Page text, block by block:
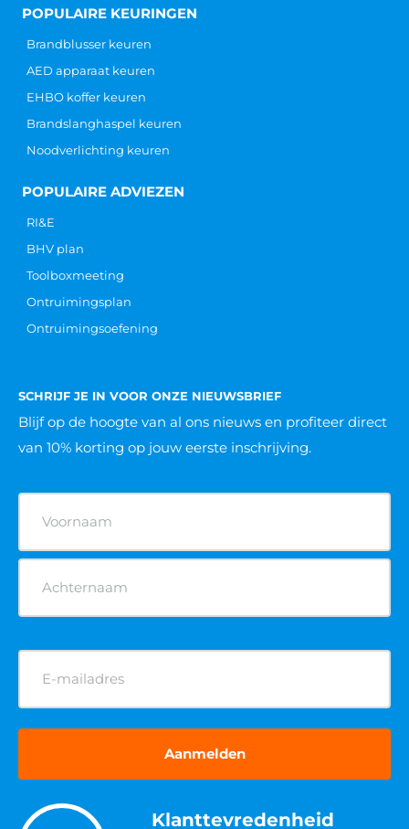
POPULAIRE KEURINGEN
Brandblusser keuren
AED apparaat keuren
EHBO koffer keuren
Brandslanghaspel keuren
Noodverlichting keuren
POPULAIRE ADVIEZEN
RI&E
BHV plan
Toolboxmeeting
Ontruimingsplan
Ontruimingsoefening
SCHRIJF JE IN VOOR ONZE NIEUWSBRIEF
Blijf op de hoogte van al ons nieuws en profiteer direct
van 10% korting op jouw eerste inschrijving.
(Vereist)
E-
(Vereist)
Klanttevredenheid